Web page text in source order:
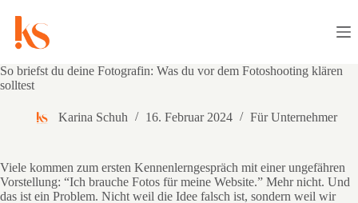
Inhalt
springen
So briefst du deine Fotografin: Was du vor dem Fotoshooting klären
solltest
Karina Schuh 16. Februar 2024 Für Unternehmer
Viele kommen zum ersten Kennenlerngespräch mit einer ungefähren
Vorstellung: “Ich brauche Fotos für meine Website.” Mehr nicht. Und
das ist ein Problem. Nicht weil die Idee falsch ist, sondern weil wir